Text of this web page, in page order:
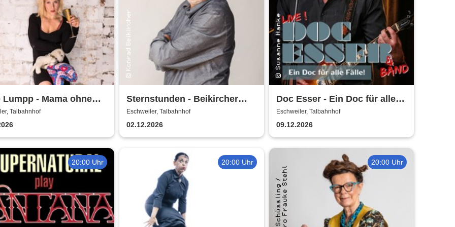
Lumpp - Mama ohne
Talbahnhof
Sternstunden - Beikircher
und seine
Dezembergeschichten
Eschweiler, Talbahnhof
02.12.2026
Doc Esser - Ein Doc für alle
Fälle
Eschweiler, Talbahnhof
09.12.2026
20:00 Uhr 20:00 Uhr 20:00 Uhr